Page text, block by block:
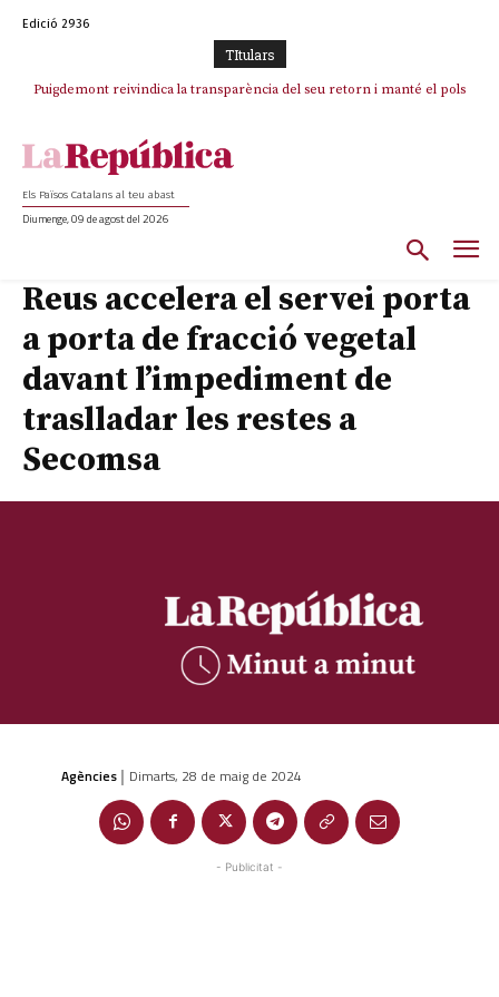
Edició 2936
TItulars
Puigdemont reivindica la transparència del seu retorn i manté el pols
Els Països Catalans al teu abast
Diumenge, 09 de agost del 2026
Reus accelera el servei porta
a porta de fracció vegetal
davant l’impediment de
traslladar les restes a
Secomsa
Agències | Dimarts, 28 de maig de 2024
- Publicitat -